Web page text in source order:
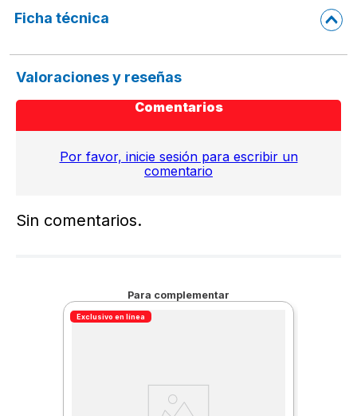
Ficha técnica
Valoraciones y reseñas
Comentarios
Por favor, inicie sesión para escribir un
comentario
Sin comentarios.
Para complementar
Exclusivo en línea